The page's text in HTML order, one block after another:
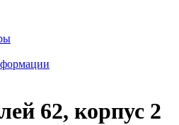
62, корпус 2